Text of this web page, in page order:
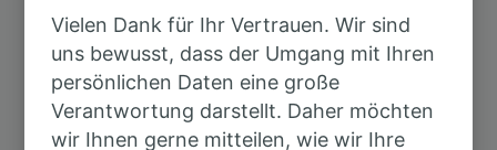
Vielen Dank für Ihr Vertrauen. Wir sind
uns bewusst, dass der Umgang mit Ihren
persönlichen Daten eine große
Verantwortung darstellt. Daher möchten
wir Ihnen gerne mitteilen, wie wir Ihre